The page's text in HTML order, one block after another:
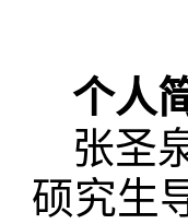
个人
张圣
硕究生